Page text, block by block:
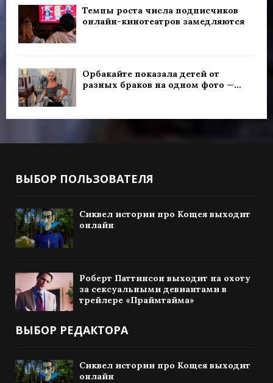
Темпы роста числа подписчиков
онлайн-кинотеатров замедляются
Орбакайте показала детей от
разных браков на одном фото —...
ВЫБОР ПОЛЬЗОВАТЕЛЯ
Сиквел истории про Кощея выходит
онлайн
Роберт Паттинсон выходит на охоту
за сексуальными девиантами в
трейлере «Праймтайма»
ВЫБОР РЕДАКТОРА
Сиквел истории про Кощея выходит
онлайн